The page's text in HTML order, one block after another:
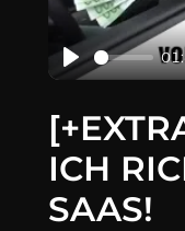
ICH
SAAS!